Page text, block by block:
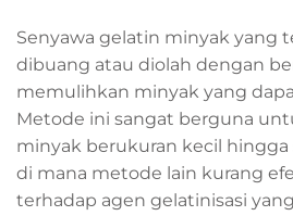
Senyawa gelatin minyak yang
dibuang atau diolah dengan
memulihkan minyak yang
Metode ini sangat berguna
minyak berukuran kecil hingga
di mana metode lain kurang
terhadap agen gelatinisasi